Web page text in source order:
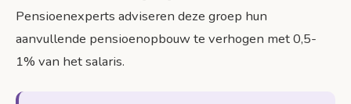
Pensioenexperts adviseren deze groep hun
aanvullende pensioenopbouw te verhogen met 0,5-
1% van het salaris.